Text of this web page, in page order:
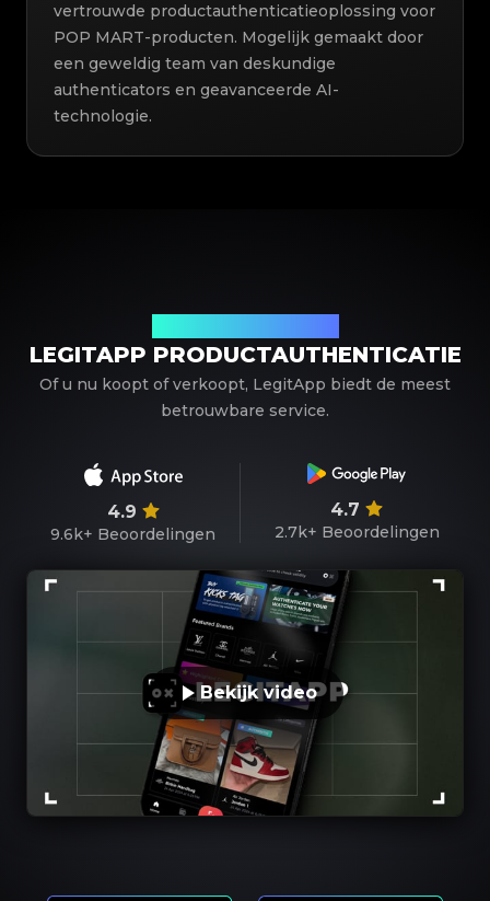
vertrouwde productauthenticatieoplossing voor
POP MART-producten. Mogelijk gemaakt door
een geweldig team van deskundige
authenticators en geavanceerde AI-
technologie.
LEGITAPP PRODUCTAUTHENTICATIE
Of u nu koopt of verkoopt, LegitApp biedt de meest
betrouwbare service.
4.9
9.6k+ Beoordelingen
4.7
2.7k+ Beoordelingen
Bekijk video